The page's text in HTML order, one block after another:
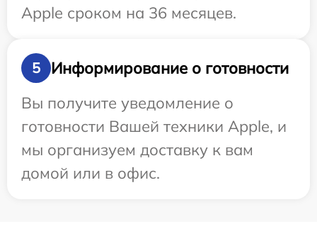
Apple сроком на 36 месяцев.
5
Информирование о готовности
Вы получите уведомление о
готовности Вашей техники Apple, и
мы организуем доставку к вам
домой или в офис.